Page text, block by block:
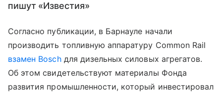
пишут «Известия»
Согласно публикации, в Барнауле начали
производить топливную аппаратуру Common Rail
взамен Boschдля дизельных силовых агрегатов.
Об этом свидетельствуют материалы Фонда
развития промышленности, который инвестировал